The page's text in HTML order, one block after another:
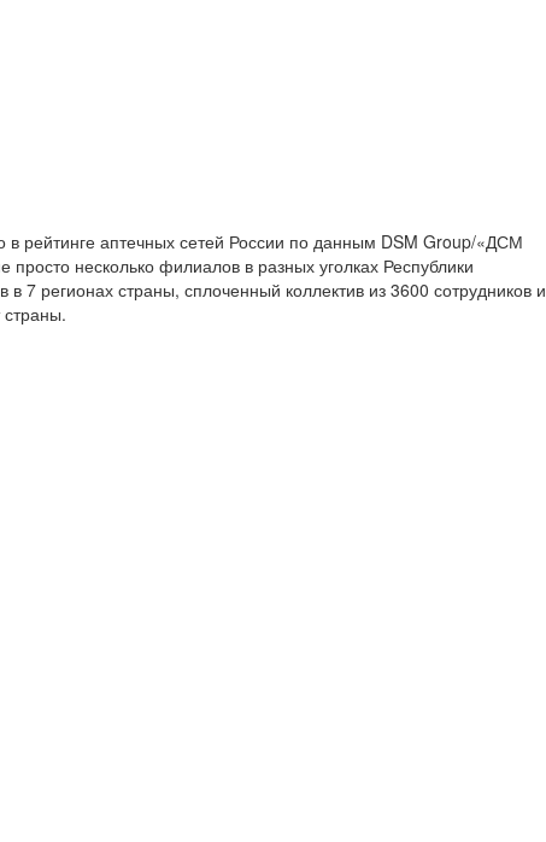
рейтинге аптечных сетей России по данным DSM Group/«ДСМ
несколько филиалов в разных уголках Республики
7 регионах страны, сплоченный коллектив из 3600 сотрудников и